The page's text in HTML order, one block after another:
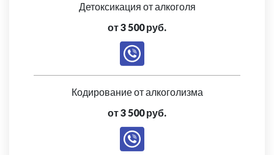
Детоксикация от алкоголя
от 3 500 руб.
Кодирование от алкоголизма
от 3 500 руб.